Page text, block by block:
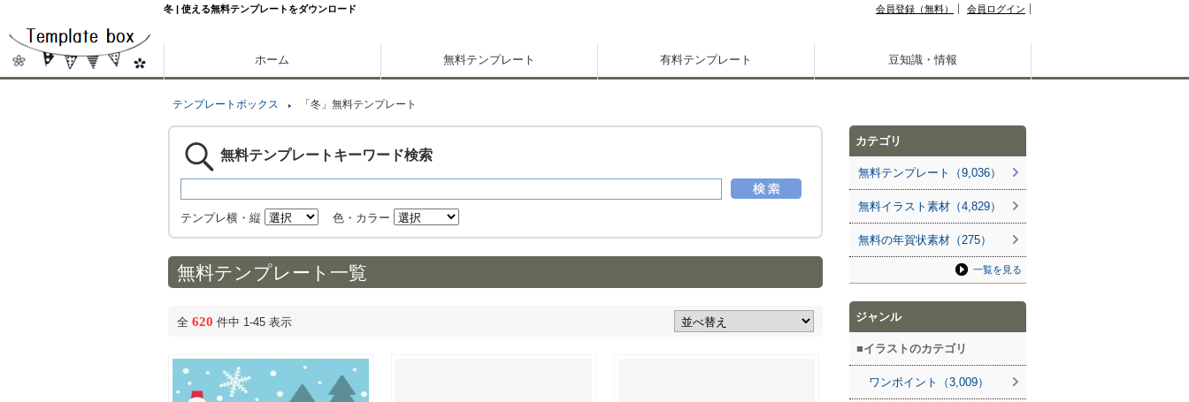
冬 | 使える無料テンプレートをダウンロード 会員登録（無料） 会員ログイン
ホーム 無料テンプレート 有料テンプレート 豆知識・情報
テンプレートボックス 「冬」無料テンプレート
無料テンプレートキーワード検索
テンプレ横・縦 色・カラー
無料テンプレート一覧
全 620 件中 1-45 表示
カテゴリ
無料テンプレート（9,036）
無料イラスト素材（4,829）
無料の年賀状素材（275）
一覧を見る
ジャンル
イラストのカテゴリ
ワンポイント（3,009）